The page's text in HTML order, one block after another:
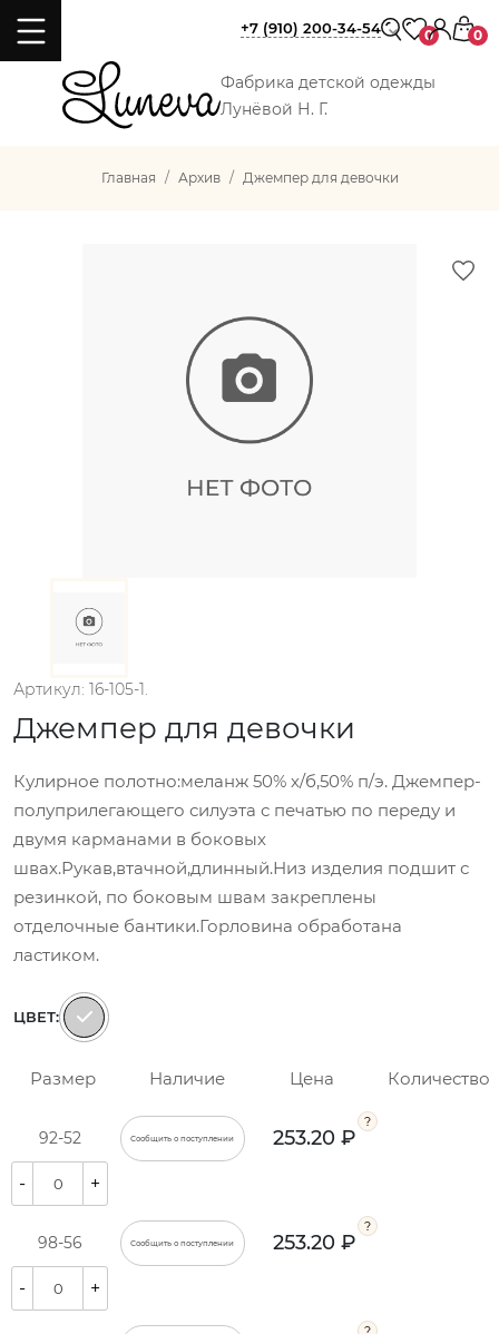
Фабрика детской одежды
Лунёвой Н. Г.
+7 (910) 200-34-54 0 0
Главная Архив Джемпер для девочки
Артикул: 16-105-1.
Джемпер для девочки
Кулирное полотно:меланж 50% х/б,50% п/э. Джемпер-
полуприлегающего силуэта с печатью по переду и
двумя карманами в боковых
швах.Рукав,втачной,длинный.Низ изделия подшит с
резинкой, по боковым швам закреплены
отделочные бантики.Горловина обработана
ластиком.
ЦВЕТ:
Размер Наличие Цена Количество
92-52 Сообщить о поступлении 253.20 ₽
- +
98-56 Сообщить о поступлении 253.20 ₽
- +